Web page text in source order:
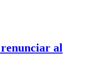
al